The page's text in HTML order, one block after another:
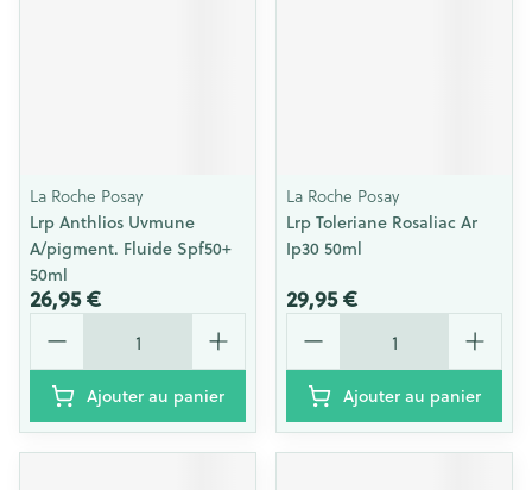
La Roche Posay
Lrp Anthlios Uvmune
A/pigment. Fluide Spf50+
50ml
26,95 €
Quantité
Ajouter au panier
La Roche Posay
Lrp Toleriane Rosaliac Ar
Ip30 50ml
29,95 €
Quantité
Ajouter au panier